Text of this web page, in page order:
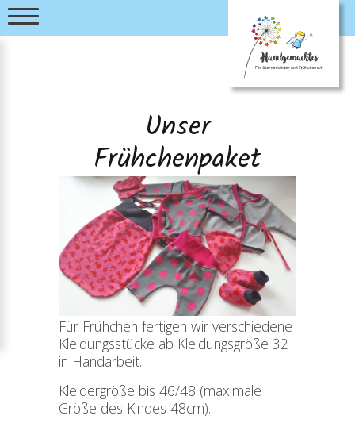
Unser
Frühchenpaket
Für Frühchen fertigen wir verschiedene
Kleidungsstücke ab Kleidungsgröße 32
in Handarbeit.
Kleidergröße bis 46/48 (maximale
Größe des Kindes 48cm).